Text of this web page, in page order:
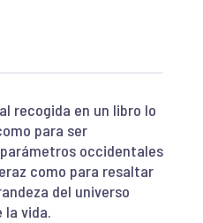
recogida en un libro lo
para ser
occidentales
como para resaltar
del universo
la vida.